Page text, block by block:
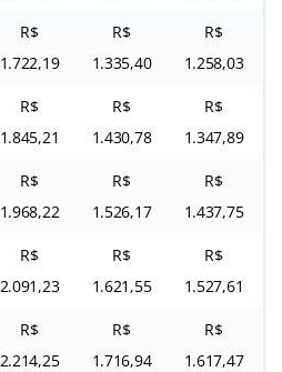
R$
1.722,19
R$
1.335,40
R$
1.258,03
R$
1.845,21
R$
1.430,78
R$
1.347,89
R$
1.968,22
R$
1.526,17
R$
1.437,75
R$
2.091,23
R$
1.621,55
R$
1.527,61
R$
2.214,25
R$
1.716,94
R$
1.617,47